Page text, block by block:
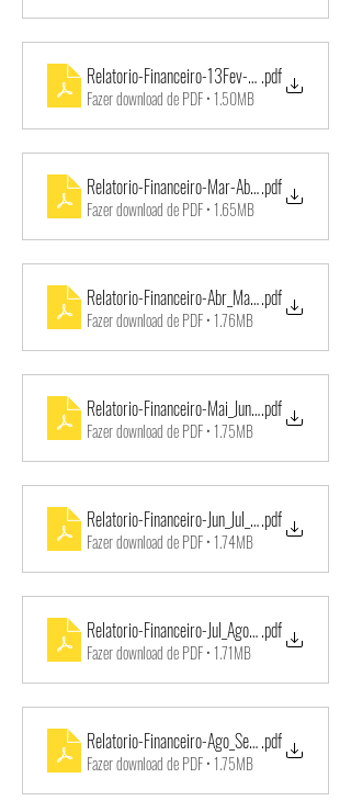
Relatorio-Financeiro-13Fev-12Mar_2019-1
.pdf
Fazer download de PDF • 1.50MB
Relatorio-Financeiro-Mar-Abr_2018-1
.pdf
Fazer download de PDF • 1.65MB
Relatorio-Financeiro-Abr_Mai_2018-1
.pdf
Fazer download de PDF • 1.76MB
Relatorio-Financeiro-Mai_Jun_2018-1
.pdf
Fazer download de PDF • 1.75MB
Relatorio-Financeiro-Jun_Jul_2018-1
.pdf
Fazer download de PDF • 1.74MB
Relatorio-Financeiro-Jul_Ago_2018-1
.pdf
Fazer download de PDF • 1.71MB
Relatorio-Financeiro-Ago_Set_2018-1
.pdf
Fazer download de PDF • 1.75MB